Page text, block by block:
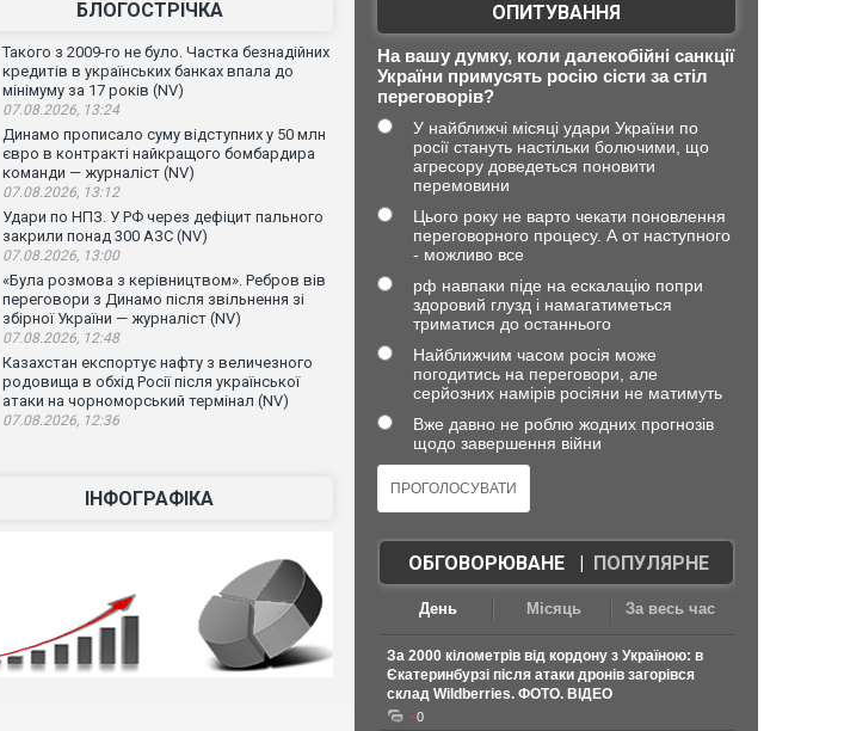
БЛОГОСТРІЧКА
Такого з 2009-го не було. Частка безнадійних
кредитів в українських банках впала до
мінімуму за 17 років (NV)
07.08.2026, 13:24
Динамо прописало суму відступних у 50 млн
євро в контракті найкращого бомбардира
команди — журналіст (NV)
07.08.2026, 13:12
Удари по НПЗ. У РФ через дефіцит пального
закрили понад 300 АЗС (NV)
07.08.2026, 13:00
«Була розмова з керівництвом». Ребров вів
переговори з Динамо після звільнення зі
збірної України — журналіст (NV)
07.08.2026, 12:48
Казахстан експортує нафту з величезного
родовища в обхід Росії після української
атаки на чорноморський термінал (NV)
07.08.2026, 12:36
ІНФОГРАФІКА
ОПИТУВАННЯ
На вашу думку, коли далекобійні санкції
України примусять росію сісти за стіл
переговорів?
У найближчі місяці удари України по
росії стануть настільки болючими, що
агресору доведеться поновити
перемовини
Цього року не варто чекати поновлення
переговорного процесу. А от наступного
- можливо все
рф навпаки піде на ескалацію попри
здоровий глузд і намагатиметься
триматися до останнього
Найближчим часом росія може
погодитись на переговори, але
серйозних намірів росіяни не матимуть
Вже давно не роблю жодних прогнозів
щодо завершення війни
ОБГОВОРЮВАНЕ| ПОПУЛЯРНЕ
День Місяць За весь час
За 2000 кілометрів від кордону з Україною: в
Єкатеринбурзі після атаки дронів загорівся
склад Wildberries. ФОТО. ВІДЕО
0